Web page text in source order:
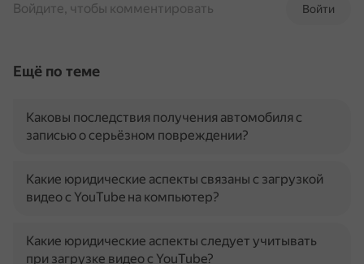
Войти
Войдите, чтобы комментировать
Ещё по теме
Каковы последствия получения автомобиля с
записью о серьёзном повреждении?
Какие юридические аспекты связаны с загрузкой
видео с YouTube на компьютер?
Какие юридические аспекты следует учитывать
при загрузке видео с YouTube?